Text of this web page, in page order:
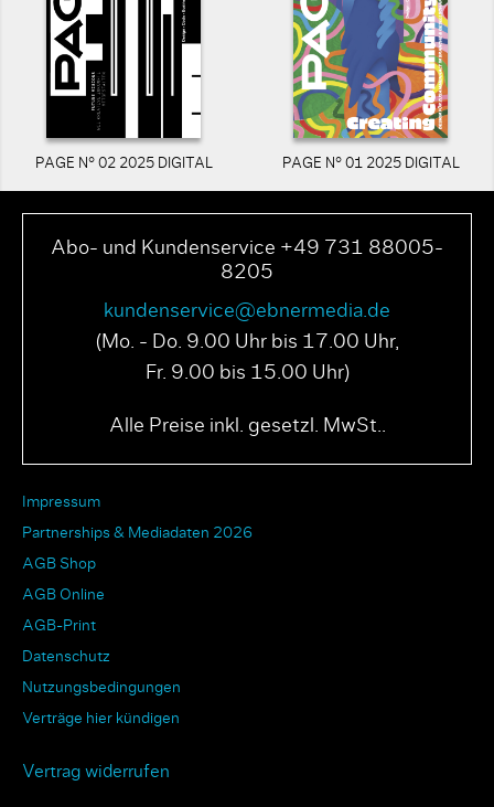
PAGE N° 02 2025 DIGITAL PAGE N° 01 2025 DIGITAL
Abo- und Kundenservice +49 731 88005-
8205
kundenservice@ebnermedia.de
(Mo. - Do. 9.00 Uhr bis 17.00 Uhr,
Fr. 9.00 bis 15.00 Uhr)
Alle Preise inkl. gesetzl. MwSt..
Impressum
Partnerships & Mediadaten 2026
AGB Shop
AGB Online
AGB-Print
Datenschutz
Nutzungsbedingungen
Verträge hier kündigen
Vertrag widerrufen